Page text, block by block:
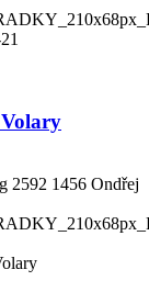
2592 1456 Ondřej